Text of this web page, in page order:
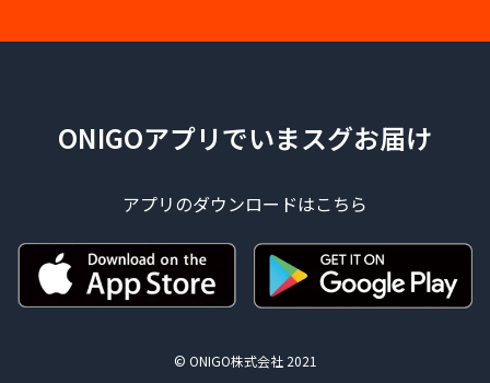
ONIGOアプリでいまスグお届け
アプリのダウンロードはこちら
© ONIGO株式会社 2021